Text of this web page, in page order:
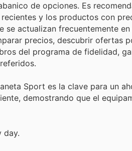
de opciones. Es
y los productos con
se actualizan frecuentemente
precios, descubrir ofertas
del programa de fidelidad,
Sport es la clave para un
demostrando que el
day.